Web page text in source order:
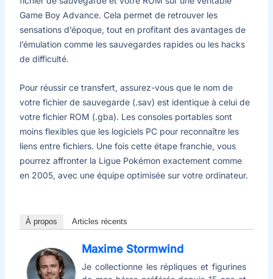
Game Boy Advance. Cela permet de retrouver les
sensations d’époque, tout en profitant des avantages de
l’émulation comme les sauvegardes rapides ou les hacks
de difficulté.
Pour réussir ce transfert, assurez-vous que le nom de
votre fichier de sauvegarde (.sav) est identique à celui de
votre fichier ROM (.gba). Les consoles portables sont
moins flexibles que les logiciels PC pour reconnaître les
liens entre fichiers. Une fois cette étape franchie, vous
pourrez affronter la Ligue Pokémon exactement comme
en 2005, avec une équipe optimisée sur votre ordinateur.
À propos Articles récents
Maxime Stormwind
Je collectionne les répliques et figurines